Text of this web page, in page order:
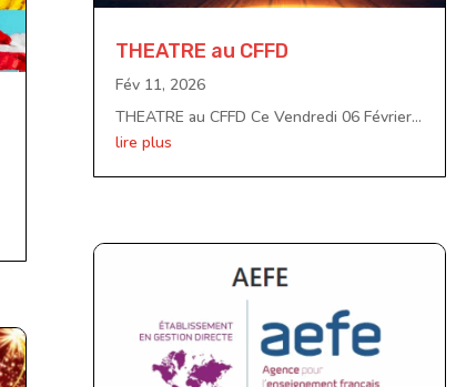
THEATRE au CFFD
Fév 11, 2026
THEATRE au CFFD Ce Vendredi 06 Février...
lire plus